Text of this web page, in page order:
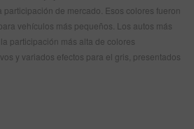
participación de mercado. Esos colores fueron
vehículos más pequeños. Los autos más
participación más alta de colores
y variados efectos para el gris, presentados